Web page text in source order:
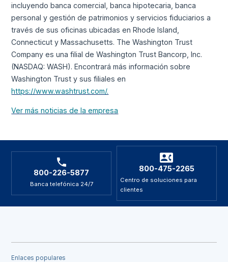
incluyendo banca comercial, banca hipotecaria, banca
personal y gestión de patrimonios y servicios fiduciarios a
través de sus oficinas ubicadas en Rhode Island,
Connecticut y Massachusetts. The Washington Trust
Company es una filial de Washington Trust Bancorp, Inc.
(NASDAQ: WASH). Encontrará más información sobre
Washington Trust y sus filiales en
https://www.washtrust.com/.
Ver más noticias de la empresa
800-226-5877
Banca telefónica 24/7
800-475-2265
Centro de soluciones para
clientes
Enlaces populares